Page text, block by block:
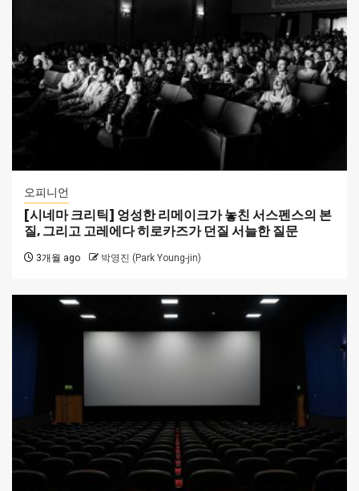
오피니언
[시네마 크리틱] 엉성한 리메이크가 놓친 서스펜스의 본
질, 그리고 고레에다 히로카즈가 던질 서늘한 질문
3개월 ago 박영진 (Park Young-jin)